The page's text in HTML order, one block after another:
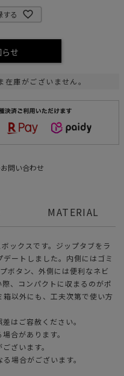
する
せ
庫がございません。
問い合わせ
ックスです。ジップタブをラ
ートしました。内側にはゴミ
ボタン、外側には便利なネビ
、コンパクトに収まるのがポ
以外にも、工夫次第で使い方
はご容赦ください。
合があります。
ざいます。
場合がございます。
MATERIAL